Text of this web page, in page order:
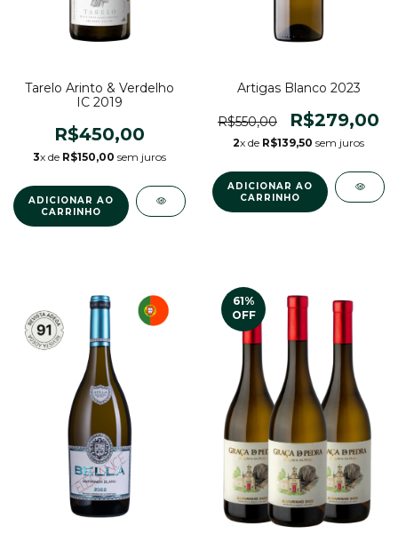
Tarelo Arinto & Verdelho
IC 2019
R$450,00
3x de R$150,00 sem juros
Artigas Blanco 2023
R$550,00 R$279,00
2x de R$139,50 sem juros
61%
OFF